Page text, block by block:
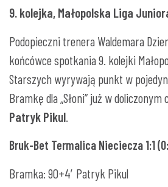
9. kolejka, Małopolska Liga
Podopieczni trenera Waldemara
końcówce spotkania 9. kolejki
Starszych wyrywają punkt w
Bramkę dla „Słoni” już w doliczonym
Patryk Pikul.
Bruk-Bet Termalica Nieciecza 1:1
Bramka: 90+4′ Patryk Pikul